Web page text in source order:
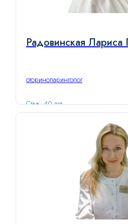
Радовинская Лариса
оториноларинголог
Стаж: 40 лет